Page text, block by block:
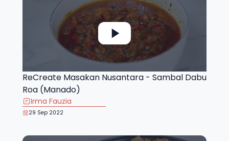
ReCreate Masakan Nusantara - Sambal Dabu
Roa (Manado)
Irma Fauzia
29 Sep 2022